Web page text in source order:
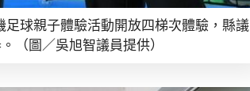
足球親子體驗活動開放四梯次體驗，縣議
（圖／吳旭智議員提供）